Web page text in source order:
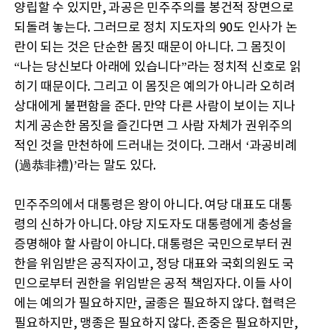
양립할 수 있지만, 과공은 민주주의를 봉건적 장면으로
되돌려 놓는다. 그러므로 정치 지도자의 90도 인사가 논
란이 되는 것은 단순한 몸짓 때문이 아니다. 그 몸짓이
“나는 당신보다 아래에 있습니다”라는 정치적 신호로 읽
히기 때문이다. 그리고 이 몸짓은 예의가 아니라 오히려
상대에게 불편함을 준다. 만약 다른 사람이 보이는 지나
치게 공손한 몸짓을 즐긴다면 그 사람 자체가 권위주의
적인 것을 만천하에 드러내는 것이다. 그래서 ‘과공비례
(過恭非禮)’라는 말도 있다.
민주주의에서 대통령은 왕이 아니다. 여당 대표도 대통
령의 신하가 아니다. 야당 지도자도 대통령에게 충성을
증명해야 할 사람이 아니다. 대통령은 국민으로부터 권
한을 위임받은 공직자이고, 정당 대표와 국회의원도 국
민으로부터 권한을 위임받은 공적 책임자다. 이들 사이
에는 예의가 필요하지만, 굴종은 필요하지 않다. 협력은
필요하지만, 맹종은 필요하지 않다. 존중은 필요하지만,